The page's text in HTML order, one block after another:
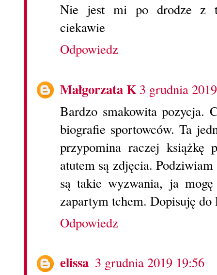
Nie jest mi po drodze z
ciekawie
Odpowiedz
Małgorzata K3 grudnia
Bardzo smakowita pozycja.
biografie sportowców. Ta
przypomina raczej książkę
atutem są zdjęcia.
są takie wyzwania, ja
zapartym tchem. Dopisuję do
Odpowiedz
elissa 3 grudnia 2019 19:56